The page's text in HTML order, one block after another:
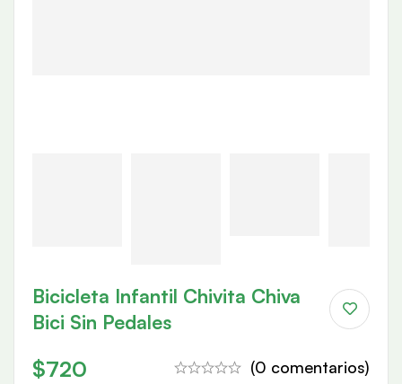
Bicicleta Infantil Chivita Chiva
Bici Sin Pedales
$720 (0 comentarios)